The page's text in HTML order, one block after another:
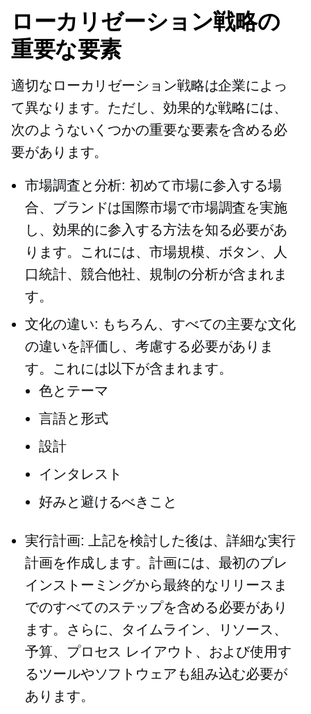
ローカリゼーション戦略の
重要な要素
適切なローカリゼーション戦略は企業によっ
て異なります。ただし、効果的な戦略には、
次のようないくつかの重要な要素を含める必
要があります。
市場調査と分析: 初めて市場に参入する場
合、ブランドは国際市場で市場調査を実施
し、効果的に参入する方法を知る必要があ
ります。これには、市場規模、ボタン、人
口統計、競合他社、規制の分析が含まれま
す。
文化の違い: もちろん、すべての主要な文化
の違いを評価し、考慮する必要がありま
す。これには以下が含まれます。
色とテーマ
言語と形式
設計
インタレスト
好みと避けるべきこと
実行計画: 上記を検討した後は、詳細な実行
計画を作成します。計画には、最初のブレ
インストーミングから最終的なリリースま
でのすべてのステップを含める必要があり
ます。さらに、タイムライン、リソース、
予算、プロセス レイアウト、および使用す
るツールやソフトウェアも組み込む必要が
あります。